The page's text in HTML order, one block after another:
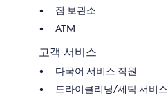
짐 보관소
ATM
고객 서비스
다국어 서비스 직원
드라이클리닝/세탁 서비스